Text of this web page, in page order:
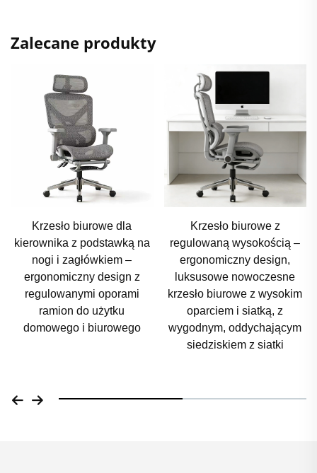
Zalecane produkty
Krzesło biurowe z
regulowaną wysokością –
ergonomiczny design,
luksusowe nowoczesne
krzesło biurowe z wysokim
oparciem i siatką, z
wygodnym, oddychającym
Luksusowy, nowoczesny
biurkowy fotel z wysoką
opórką i siatką,
zaprojektowany z myślą o
komforcie i ergonomii;
regulowana podgłówka,
możliwość obrotu,
dołączona podstawka na